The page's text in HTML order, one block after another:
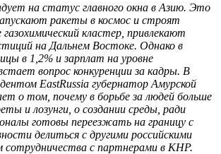
на статус главного окна в Азию. Это
ракеты в космос и строят
кластер, привлекают
на Дальнем Востоке. Однако в
в 1,2% и зарплат на уровне
вопрос конкуренции за кадры. В
EastRussia губернатор Амурской
о том, почему в борьбе за людей больше
и лозунги, о создании среды, ради
готовы переезжать на границу с
делиться с другими российскими
сотрудничества с партнерами в КНР.